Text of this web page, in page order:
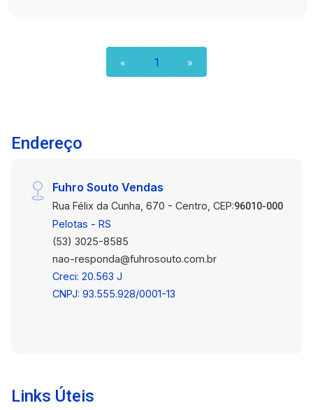
Oferecendo comodidade e segurança. Esta loja
na galeria do Moinho Office é perfeita para
banheiro privativo e um espaço flexível, você terá
liberdade para adaptar o ambiente de acordo com
oportunidade de instalar sua empresa em um
local estratégico. Entre em contato conosco para
agendar uma visita e conhecer pessoalmente
este espaço comercial. Seu sucesso começa
aqui!
« 1 »
Endereço
Fuhro Souto Vendas
Rua Félix da Cunha, 670 - Centro, CEP:96010-000
Pelotas - RS
(53) 3025-8585
nao-responda@fuhrosouto.com.br
Creci: 20.563 J
CNPJ: 93.555.928/0001-13
Links Úteis